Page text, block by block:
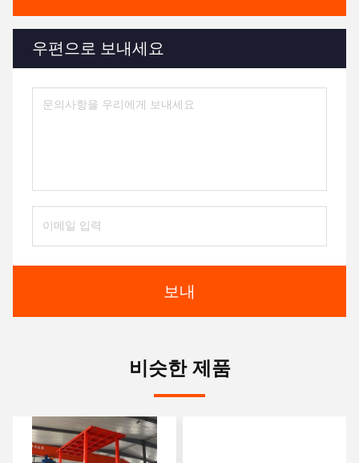
우편으로 보내세요
보내
비슷한 제품